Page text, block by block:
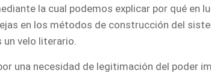
la cual podemos explicar por qué en
en los métodos de construcción del
un velo literario.
una necesidad de legitimación del poder